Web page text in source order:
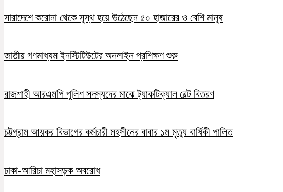
সারাদেশে করোনা থেকে সুস্থ হয়ে উঠেছেন ৫০ হাজারের ও বেশি মানুষ
জাতীয় গণমাধ্যম ইনস্টিটিউটের অনলাইন প্রশিক্ষণ শুরু
রাজশাহী আরএমপি পুলিশ সদস্যদের মাঝে ট্যাকটিক্যাল বেল্ট বিতরণ
চট্টগ্রাম আয়কর বিভাগের কর্মচারী মহসীনের বাবার ১ম মৃত্যু বার্ষিকী পালিত
ঢাকা-আরিচা মহাসড়ক অবরোধ